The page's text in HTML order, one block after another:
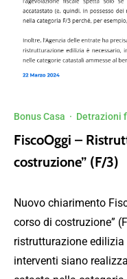
Bonus Casa · Detrazioni
FiscoOggi –
costruzione” (F/3)
Nuovo chiarimento
corso di costruzione”
ristrutturazione
interventi siano